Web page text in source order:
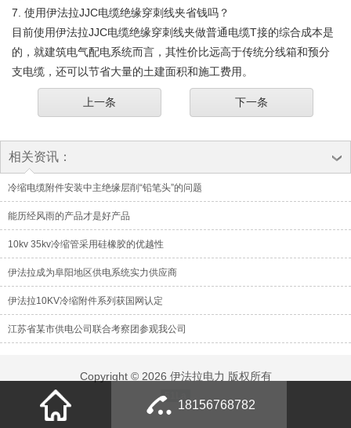
7. 使用伊法拉JJC电缆绝缘穿刺线夹省钱吗？
目前使用伊法拉JJC电缆绝缘穿刺线夹做普通电缆T接的综合成本是
的，就建筑电气配电系统而言，其性价比远高于传统分线箱和预分
支电缆，还可以节省大量的土建面积和施工费用。
上一条 下一条
相关资讯：
冷缩电缆附件安装中主绝缘层削“铅笔头”的问题
能历经风雨的产品才是好产品
10kv 35kv冷缩管采用硅橡胶的优越性
伊法拉成为阜阳地区供电系统实力供应商
伊法拉10KV冷缩附件系列获国网认定
江苏省某市供电公司联合考察团参观我公司
Copyright © 2026 伊法拉电力 版权所有
51La
18156768782